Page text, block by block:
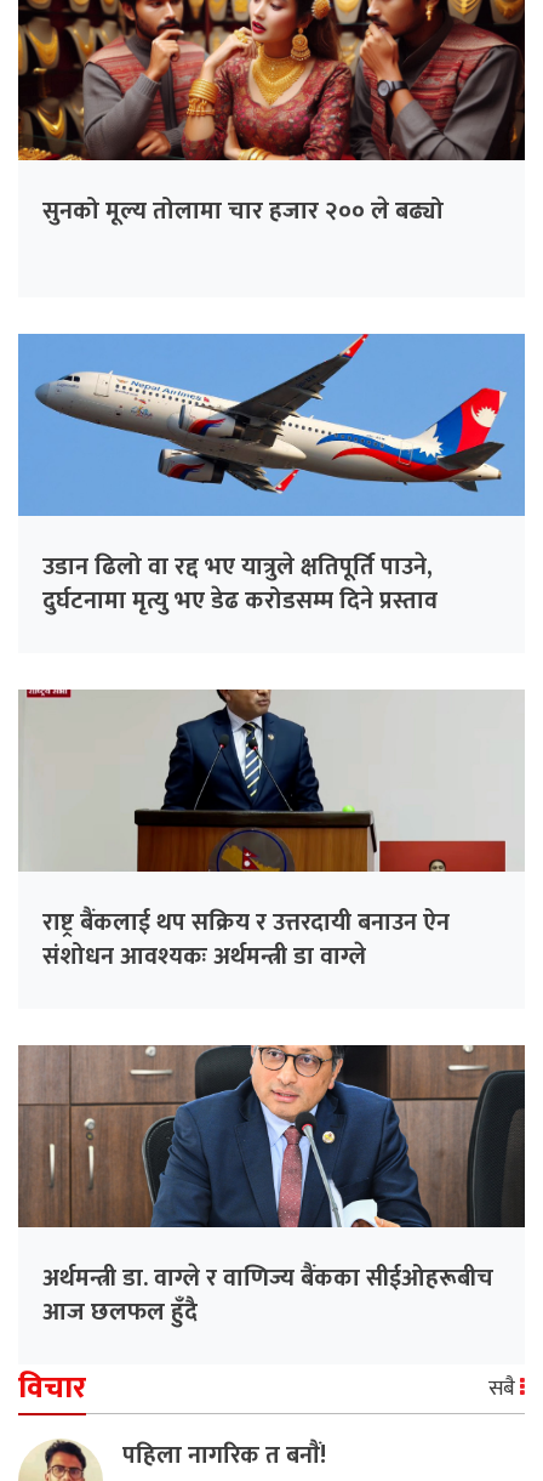
सुनको मूल्य तोलामा चार हजार २०० ले बढ्यो
उडान ढिलो वा रद्द भए यात्रुले क्षतिपूर्ति पाउने,
दुर्घटनामा मृत्यु भए डेढ करोडसम्म दिने प्रस्ताव
राष्ट्र बैंकलाई थप सक्रिय र उत्तरदायी बनाउन ऐन
संशोधन आवश्यकः अर्थमन्त्री डा वाग्ले
अर्थमन्त्री डा. वाग्ले र वाणिज्य बैंकका सीईओहरूबीच
आज छलफल हुँदै
विचार सबै
पहिला नागरिक त बनाैं!